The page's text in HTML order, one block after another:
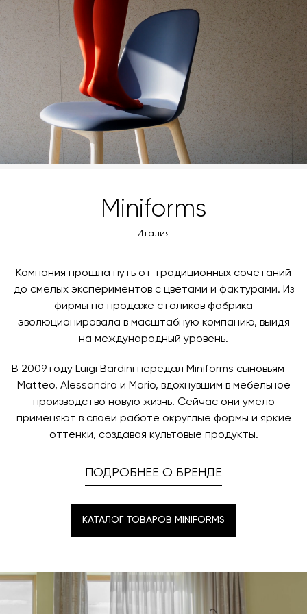
Вы также можете воспользоваться возможностью
оплаты через банковский счет. Для оформления
оплаты по счету, пожалуйста, свяжитесь с нами
любым удобным для вас способом, либо оставьте
заявку по форме обратной связи.
менеджер свяжется с вами для согласования
контактных данных и адреса доставки. После
поступления товара на терминал в городе
назначения представитель транспортной компании
свяжется с вами, чтобы согласовать удобное для вас
время и дату доставки.
Miniforms
Италия
Компания прошла путь от традиционных сочетаний
до смелых экспериментов с цветами и фактурами. Из
фирмы по продаже столиков фабрика
эволюционировала в масштабную компанию, выйдя
на международный уровень.
В 2009 году Luigi Bardini передал Miniforms сыновьям —
Matteo, Alessandro и Mario, вдохнувшим в мебельное
производство новую жизнь. Сейчас они умело
применяют в своей работе округлые формы и яркие
оттенки, создавая культовые продукты.
ПОДРОБНЕЕ О БРЕНДЕ
КАТАЛОГ ТОВАРОВ MINIFORMS